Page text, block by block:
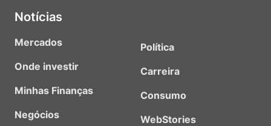
Notícias
Mercados
Onde investir
Minhas Finanças
Negócios
Política
Carreira
Consumo
WebStories